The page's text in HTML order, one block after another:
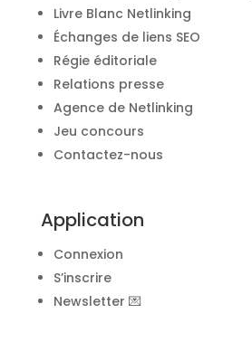
Livre Blanc Netlinking
Échanges de liens SEO
Régie éditoriale
Relations presse
Agence de Netlinking
Jeu concours
Contactez-nous
Application
Connexion
S’inscrire
Newsletter 💌